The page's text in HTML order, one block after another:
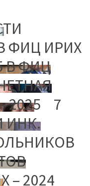
ФИЦ ИРИХ
В ФИЦ
2025
7
ИНК.
2024